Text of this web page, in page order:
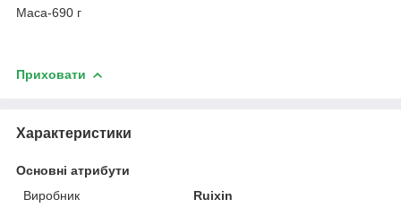
Маса-690 г
Приховати
Характеристики
Основні атрибути
Виробник
Ruixin